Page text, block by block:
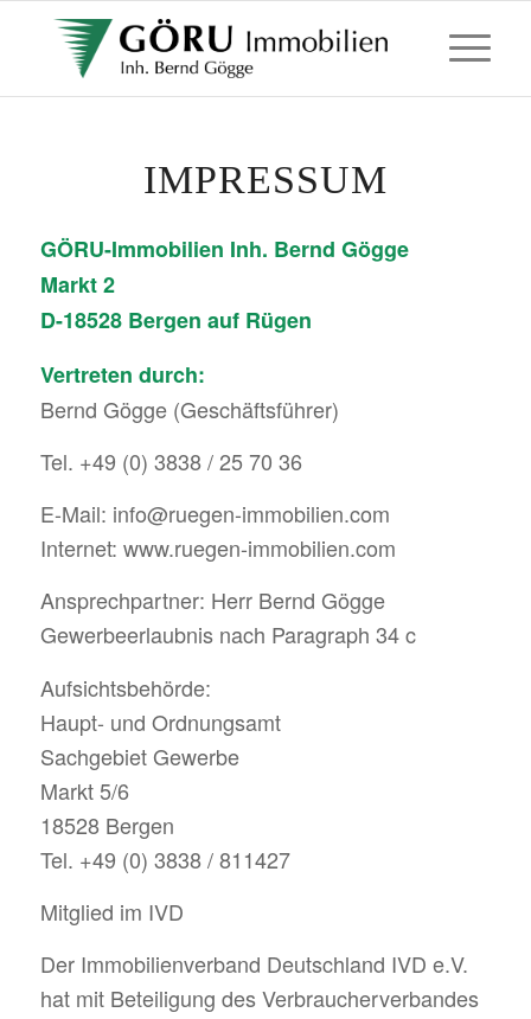
IMPRESSUM
GÖRU-Immobilien Inh. Bernd Gögge
Markt 2
D-18528 Bergen auf Rügen
Vertreten durch:
Bernd Gögge (Geschäftsführer)
Tel. +49 (0) 3838 / 25 70 36
E-Mail: info@ruegen-immobilien.com
Internet: www.ruegen-immobilien.com
Ansprechpartner: Herr Bernd Gögge
Gewerbeerlaubnis nach Paragraph 34 c
Aufsichtsbehörde:
Haupt- und Ordnungsamt
Sachgebiet Gewerbe
Markt 5/6
18528 Bergen
Tel. +49 (0) 3838 / 811427
Mitglied im IVD
Der Immobilienverband Deutschland IVD e.V.
hat mit Beteiligung des Verbraucherverbandes